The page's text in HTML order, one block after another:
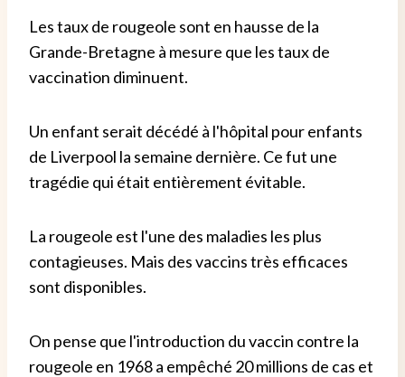
Les taux de rougeole sont en hausse de la
Grande-Bretagne à mesure que les taux de
vaccination diminuent.
Un enfant serait décédé à l'hôpital pour enfants
de Liverpool la semaine dernière. Ce fut une
tragédie qui était entièrement évitable.
La rougeole est l'une des maladies les plus
contagieuses. Mais des vaccins très efficaces
sont disponibles.
On pense que l'introduction du vaccin contre la
rougeole en 1968 a empêché 20 millions de cas et